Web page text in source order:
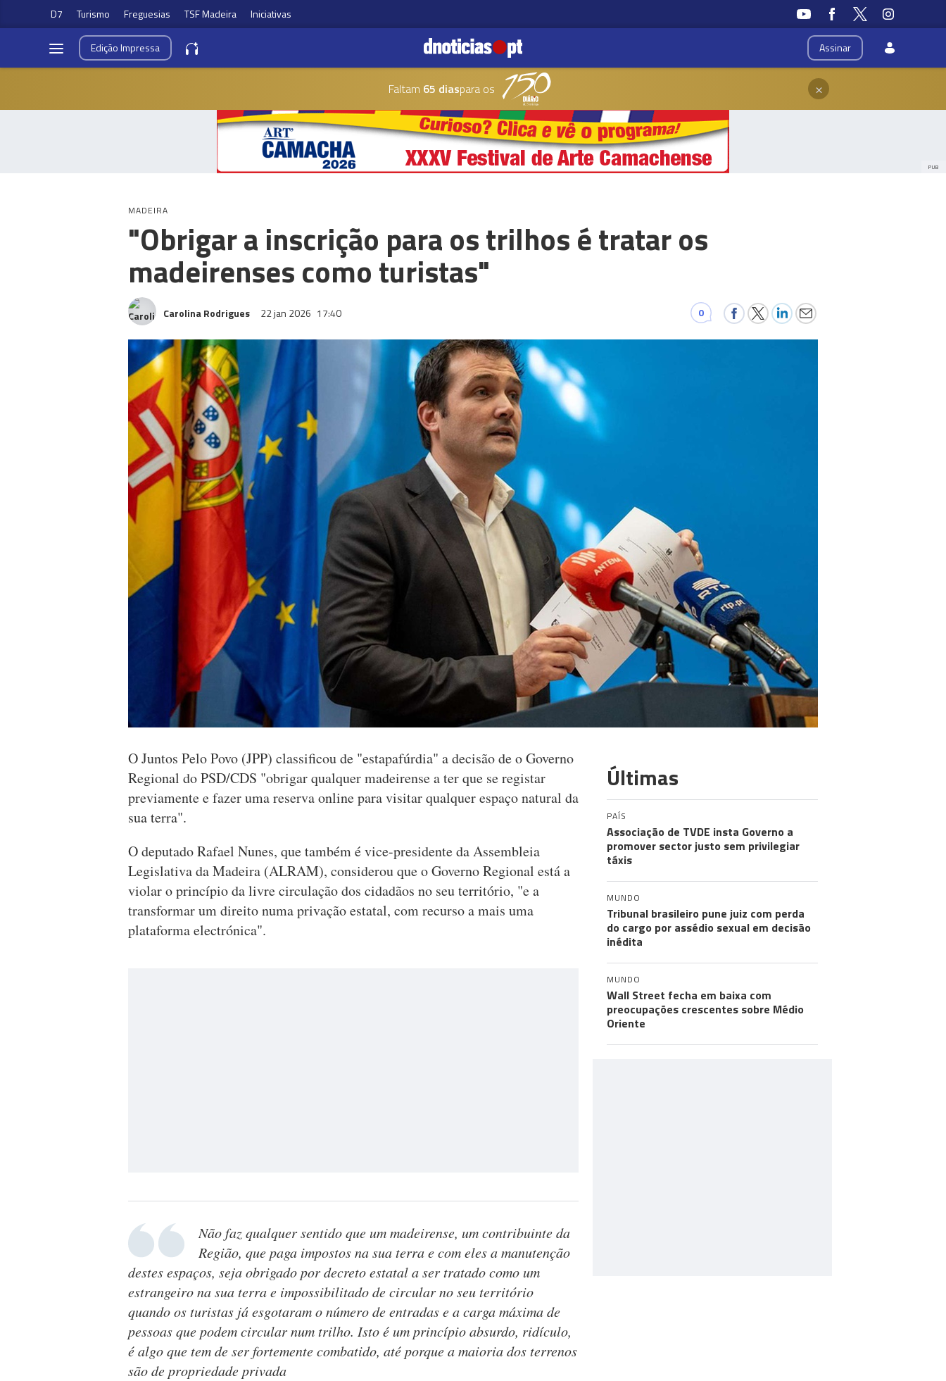
D7 Turismo Freguesias TSF Madeira Iniciativas
Assinar
EdiçãoImpressa
Faltam 65 diaspara os ×
PUB
MADEIRA
"Obrigar a inscrição para os trilhos é tratar os
madeirenses como turistas"
Carolina Rodrigues 22 jan 2026 17:40 0
O Juntos Pelo Povo (JPP) classificou de "estapafúrdia" a decisão de o Governo
Regional do PSD/CDS "obrigar qualquer madeirense a ter que se registar
previamente e fazer uma reserva online para visitar qualquer espaço natural da
sua terra".
O deputado Rafael Nunes, que também é vice-presidente da Assembleia
Legislativa da Madeira (ALRAM), considerou que o Governo Regional está a
violar o princípio da livre circulação dos cidadãos no seu território, "e a
transformar um direito numa privação estatal, com recurso a mais uma
plataforma electrónica".
Não faz qualquer sentido que um madeirense, um contribuinte da
Região, que paga impostos na sua terra e com eles a manutenção
destes espaços, seja obrigado por decreto estatal a ser tratado como um
estrangeiro na sua terra e impossibilitado de circular no seu território
quando os turistas já esgotaram o número de entradas e a carga máxima de
pessoas que podem circular num trilho. Isto é um princípio absurdo, ridículo,
é algo que tem de ser fortemente combatido, até porque a maioria dos terrenos
são de propriedade privada
Últimas
PAÍS
Associação de TVDE insta Governo a
promover sector justo sem privilegiar
táxis
MUNDO
Tribunal brasileiro pune juiz com perda
do cargo por assédio sexual em decisão
inédita
MUNDO
Wall Street fecha em baixa com
preocupações crescentes sobre Médio
Oriente